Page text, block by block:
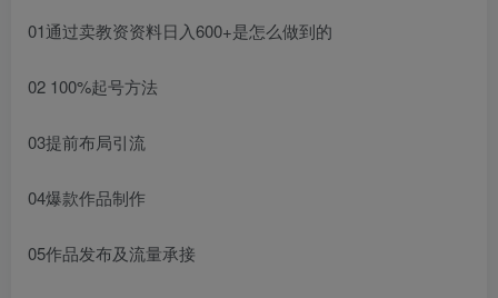
01通过卖教资资料日入600+是怎么做到的
02 100%起号方法
03提前布局引流
04爆款作品制作
05作品发布及流量承接